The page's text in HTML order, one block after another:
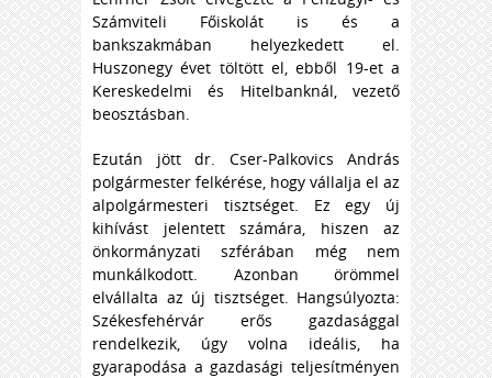
Számviteli Főiskolát is és a
bankszakmában helyezkedett el.
Huszonegy évet töltött el, ebből 19-et a
Kereskedelmi és Hitelbanknál, vezető
beosztásban.
Ezután jött dr. Cser-Palkovics András
polgármester felkérése, hogy vállalja el az
alpolgármesteri tisztséget. Ez egy új
kihívást jelentett számára, hiszen az
önkormányzati szférában még nem
munkálkodott. Azonban örömmel
elvállalta az új tisztséget. Hangsúlyozta:
Székesfehérvár erős gazdasággal
rendelkezik, úgy volna ideális, ha
gyarapodása a gazdasági teljesítményen